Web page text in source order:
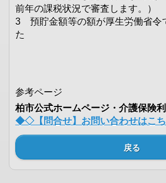
前年の課税状況で審査します。）
3 預貯金額等の額が厚生労働省令
た
参考ページ
柏市公式ホームページ・介護保険
◆◇【問合せ】お問い合わせはこ
戻る